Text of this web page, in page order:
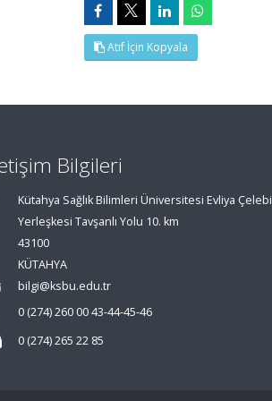
Atıf İçin Kopyala
Bilgileri
Kütahya Sağlık Bilimleri Üniversitesi Evliya Çelebi
Yerleşkesi Tavşanlı Yolu 10. km
43100
KÜTAHYA
bilgi@ksbu.edu.tr
0 (274) 260 00 43-44-45-46
0 (274) 265 22 85